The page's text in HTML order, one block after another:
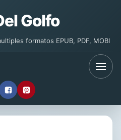
Golfo
formatos EPUB, PDF, MOBI